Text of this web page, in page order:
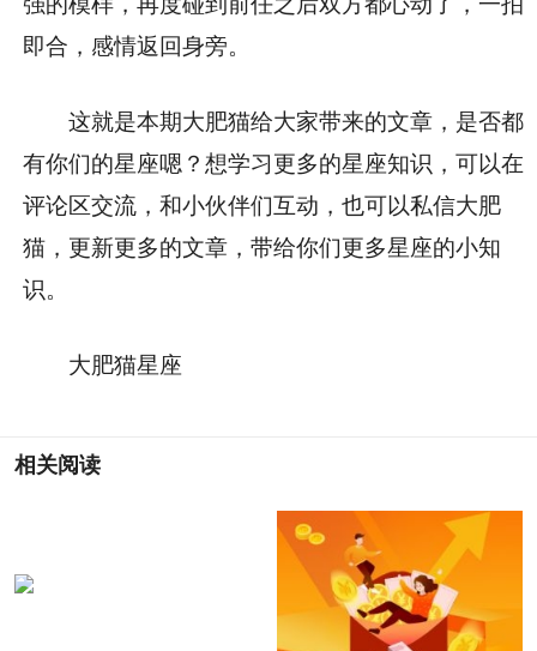
即合，感情返回身旁。
这就是本期大肥猫给大家带来的文章，是否都
有你们的星座嗯？想学习更多的星座知识，可以在
评论区交流，和小伙伴们互动，也可以私信大肥
猫，更新更多的文章，带给你们更多星座的小知
识。
大肥猫星座
相关阅读